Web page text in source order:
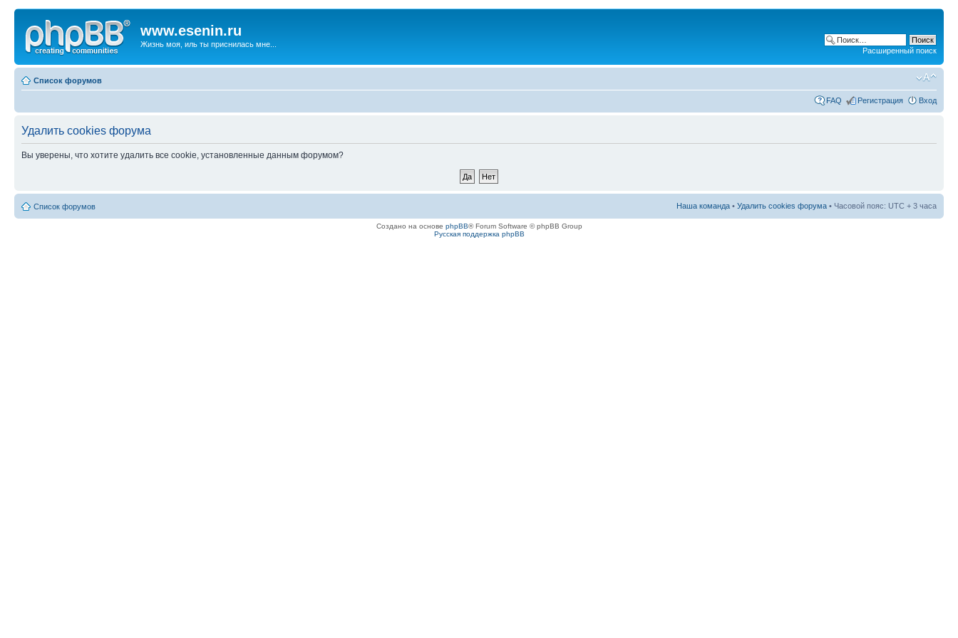
www.esenin.ru
Жизнь моя, иль ты приснилась мне...
Расширенный поиск
Список форумов
FAQ Регистрация Вход
Удалить cookies форума
Вы уверены, что хотите удалить все cookie, установленные данным форумом?
Список форумов Наша команда • Удалить cookies форума • Часовой пояс: UTC + 3 часа
Создано на основе phpBB® Forum Software © phpBB Group
Русская поддержка phpBB